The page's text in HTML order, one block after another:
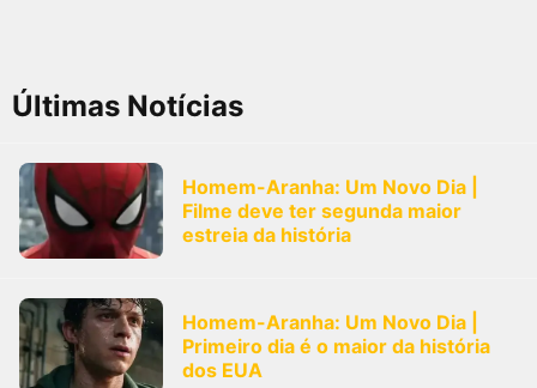
Últimas Notícias
Homem-Aranha: Um Novo Dia |
Filme deve ter segunda maior
estreia da história
Homem-Aranha: Um Novo Dia |
Primeiro dia é o maior da história
dos EUA